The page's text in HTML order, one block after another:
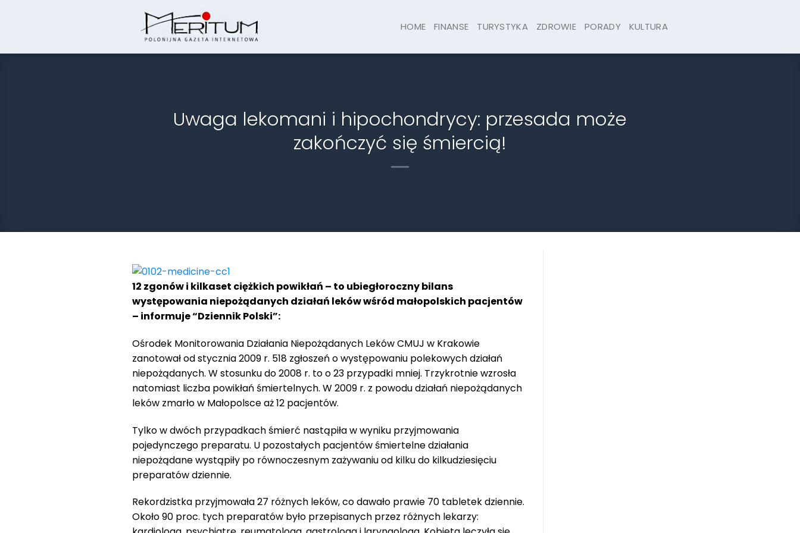
HOME FINANSE TURYSTYKA ZDROWIE PORADY KULTURA
Uwaga lekomani i hipochondrycy: przesada może
zakończyć się śmiercią!
12 zgonów i kilkaset ciężkich powikłań – to ubiegłoroczny bilans
występowania niepożądanych działań leków wśród małopolskich pacjentów
– informuje “Dziennik Polski”:
Ośrodek Monitorowania Działania Niepożądanych Leków CMUJ w Krakowie
zanotował od stycznia 2009 r. 518 zgłoszeń o występowaniu polekowych działań
niepożądanych. W stosunku do 2008 r. to o 23 przypadki mniej. Trzykrotnie wzrosła
natomiast liczba powikłań śmiertelnych. W 2009 r. z powodu działań niepożądanych
leków zmarło w Małopolsce aż 12 pacjentów.
Tylko w dwóch przypadkach śmierć nastąpiła w wyniku przyjmowania
pojedynczego preparatu. U pozostałych pacjentów śmiertelne działania
niepożądane wystąpiły po równoczesnym zażywaniu od kilku do kilkudziesięciu
preparatów dziennie.
Rekordzistka przyjmowała 27 różnych leków, co dawało prawie 70 tabletek dziennie.
Około 90 proc. tych preparatów było przepisanych przez różnych lekarzy: